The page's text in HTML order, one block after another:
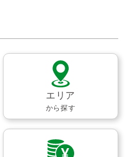
エリア
から探す